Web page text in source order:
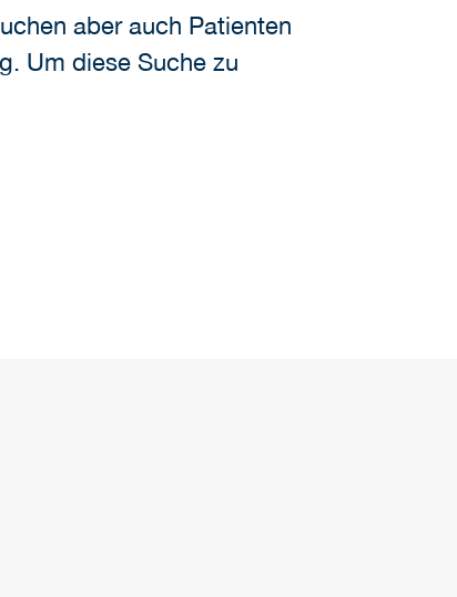
aber auch Patienten
Um diese Suche zu